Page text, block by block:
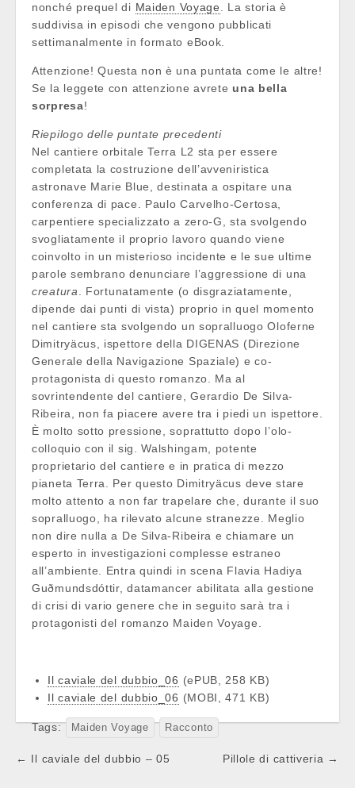
nonché prequel di Maiden Voyage
. La storia è
suddivisa in episodi che vengono pubblicati
settimanalmente in formato eBook.
Attenzione! Questa non è una puntata come le altre!
Se la leggete con attenzione avrete una bella
sorpresa!
Riepilogo delle puntate precedenti
Nel cantiere orbitale Terra L2 sta per essere
completata la costruzione dell’avveniristica
astronave Marie Blue, destinata a ospitare una
conferenza di pace. Paulo Carvelho-Certosa,
carpentiere specializzato a zero-G, sta svolgendo
svogliatamente il proprio lavoro quando viene
coinvolto in un misterioso incidente e le sue ultime
parole sembrano denunciare l’aggressione di una
creatura
. Fortunatamente (o disgraziatamente,
dipende dai punti di vista) proprio in quel momento
nel cantiere sta svolgendo un sopralluogo Oloferne
Dimitryäcus, ispettore della DIGENAS (Direzione
Generale della Navigazione Spaziale) e co-
protagonista di questo romanzo. Ma al
sovrintendente del cantiere, Gerardio De Silva-
Ribeira, non fa piacere avere tra i piedi un ispettore.
È molto sotto pressione, soprattutto dopo l’olo-
colloquio con il sig. Walshingam, potente
proprietario del cantiere e in pratica di mezzo
pianeta Terra. Per questo Dimitryäcus deve stare
molto attento a non far trapelare che, durante il suo
sopralluogo, ha rilevato alcune stranezze. Meglio
non dire nulla a De Silva-Ribeira e chiamare un
esperto in investigazioni complesse estraneo
all’ambiente. Entra quindi in scena Flavia Hadiya
Guðmundsdóttir, datamancer abilitata alla gestione
di crisi di vario genere che in seguito sarà tra i
protagonisti del romanzo Maiden Voyage.
Il caviale del dubbio_06 (ePUB, 258 KB)
Il caviale del dubbio_06 (MOBI, 471 KB)
Tags: Maiden Voyage Racconto
Post
← Il caviale del dubbio – 05 Pillole di cattiveria →